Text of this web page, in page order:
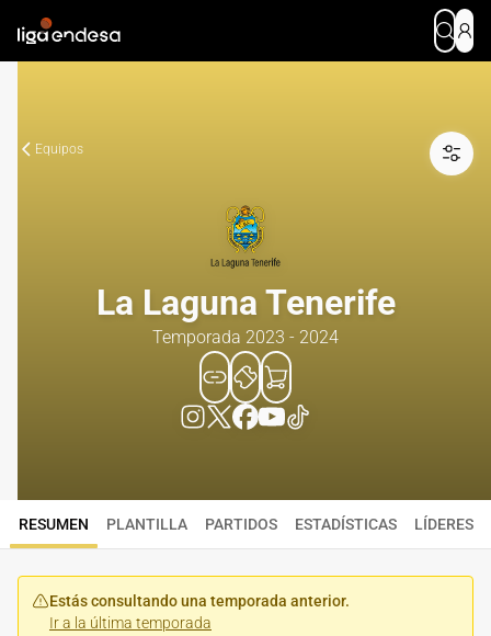
Equipos
La Laguna Tenerife
Temporada 2023 - 2024
RESUMEN PLANTILLA PARTIDOS ESTADÍSTICAS LÍDERES
Estás consultando una temporada anterior.
Ir a la última temporada